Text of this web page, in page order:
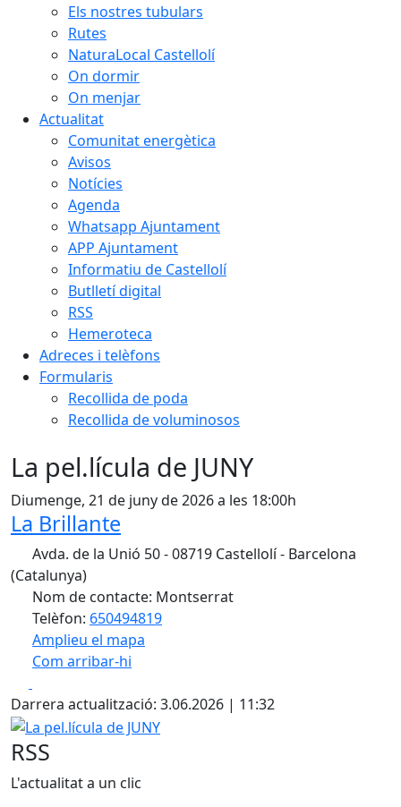
Els nostres tubulars
Rutes
NaturaLocal Castellolí
On dormir
On menjar
Actualitat
Comunitat energètica
Avisos
Notícies
Agenda
Whatsapp Ajuntament
APP Ajuntament
Informatiu de Castellolí
Butlletí digital
RSS
Hemeroteca
Adreces i telèfons
Formularis
Recollida de poda
Recollida de voluminosos
La pel.lícula de JUNY
Diumenge, 21 de juny de 2026 a les 18:00h
La Brillante
Avda. de la Unió 50 - 08719 Castellolí - Barcelona
(Catalunya)
Nom de contacte: Montserrat
Telèfon: 650494819
Amplieu el mapa
Com arribar-hi
+
−
Darrera actualització: 3.06.2026 | 11:32
La pel.lícula de JUNY
RSS
L'actualitat a un clic